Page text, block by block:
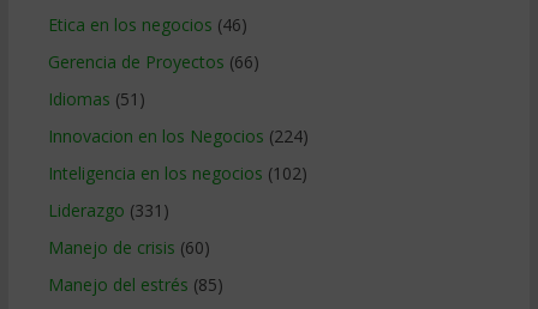
Etica en los negocios (46)
Gerencia de Proyectos (66)
Idiomas (51)
Innovacion en los Negocios (224)
Inteligencia en los negocios (102)
Liderazgo (331)
Manejo de crisis (60)
Manejo del estrés (85)